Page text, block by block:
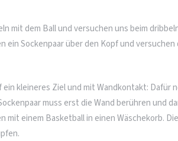
dem Ball und versuchen uns beim
Sockenpaar über den Kopf und versuchen
kleineres Ziel und mit Wandkontakt: Dafür
muss erst die Wand berühren und
einem Basketball in einen Wäschekorb.